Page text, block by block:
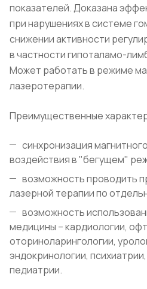
показателей. Доказана
при нарушениях в системе
снижении активности
в частности гипоталамо-
Может работать в режиме
лазеротерапии.
Преимущественные
синхронизация
воздействия в "бегущем"
возможность проводить
лазерной терапии по
возможность
медицины – кардиологии,
оториноларингологии,
эндокринологии,
педиатрии.